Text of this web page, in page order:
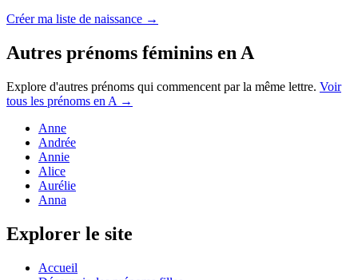
Créer ma liste de naissance →
Autres prénoms féminins en A
Explore d'autres prénoms qui commencent par la même lettre. Voir
tous les prénoms en A →
Anne
Andrée
Annie
Alice
Aurélie
Anna
Explorer le site
Accueil